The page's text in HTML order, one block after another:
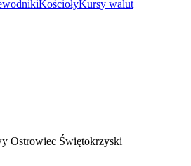
KościołyKursy walut
Ostrowiec Świętokrzyski